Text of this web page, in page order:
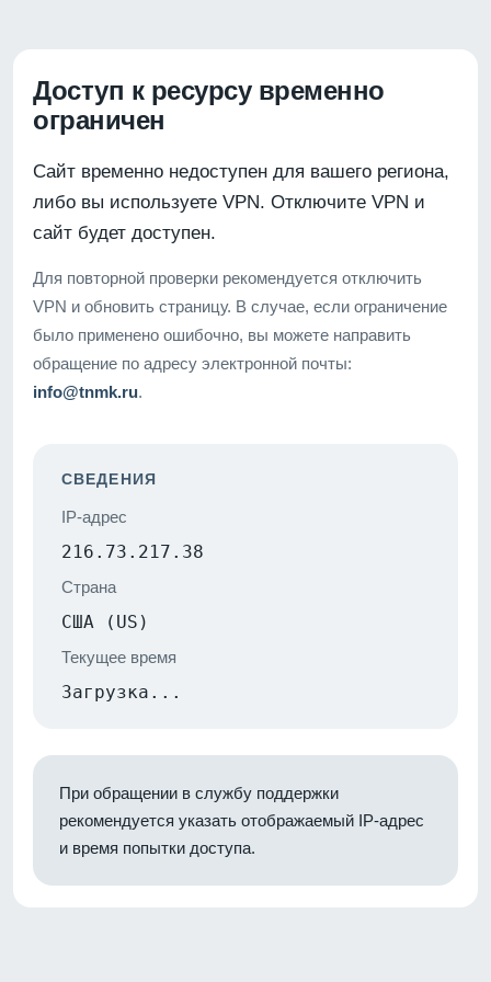
Доступ к ресурсу временно
ограничен
Сайт временно недоступен для вашего региона,
либо вы используете VPN. Отключите VPN и
сайт будет доступен.
Для повторной проверки рекомендуется отключить
VPN и обновить страницу. В случае, если ограничение
было применено ошибочно, вы можете направить
обращение по адресу электронной почты:
info@tnmk.ru.
СВЕДЕНИЯ
IP-адрес
216.73.217.38
Страна
США (US)
Текущее время
Загрузка...
При обращении в службу поддержки
рекомендуется указать отображаемый IP-адрес
и время попытки доступа.